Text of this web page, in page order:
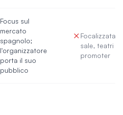
Focus sul
mercato
spagnolo;
l'organizzatore
porta il suo
pubblico
Focalizzata
sale, teatri e
promoter